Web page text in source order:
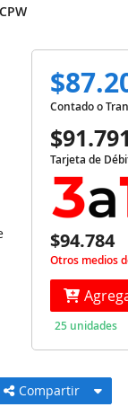
Contado o
$91.791
Tarjeta de
$94.784
Otros medios
25 unidades
Compartir